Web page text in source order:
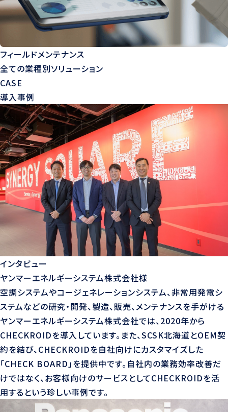
フィールドメンテナンス
全ての業種別ソリューション
CASE
導入事例
インタビュー
ヤンマーエネルギーシステム株式会社様
空調システムやコージェネレーションシステム、非常用発電シ
ステムなどの研究・開発、製造、販売、メンテナンスを手がける
ヤンマーエネルギーシステム株式会社では、2020年から
CHECKROIDを導入しています。また、SCSK北海道とOEM契
約を結び、CHECKROIDを自社向けにカスタマイズした
「CHECK BOARD」を提供中です。自社内の業務効率改善だ
けではなく、お客様向けのサービスとしてCHECKROIDを活
用するという珍しい事例です。